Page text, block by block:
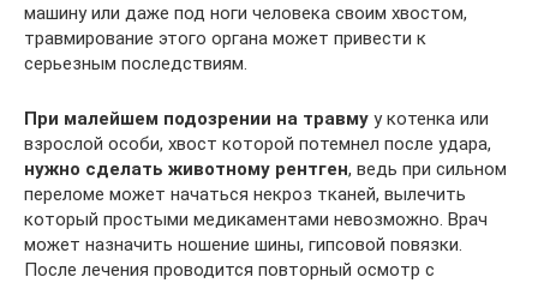
машину или даже под ноги человека своим хвостом,
травмирование этого органа может привести к
серьезным последствиям.
При малейшем подозрении на травму у котенка или
взрослой особи, хвост которой потемнел после удара,
нужно сделать животному рентген, ведь при сильном
переломе может начаться некроз тканей, вылечить
который простыми медикаментами невозможно. Врач
может назначить ношение шины, гипсовой повязки.
После лечения проводится повторный осмотр с